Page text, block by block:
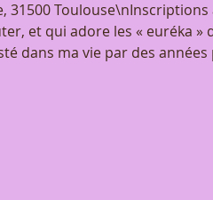
Toulouse\nInscriptions
et qui adore les « euréka »
dans ma vie par des années